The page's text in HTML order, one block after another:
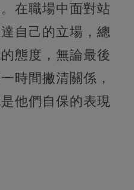
在職場中面對站
自己的立場，總
態度，無論最後
時間撇清關係，
他們自保的表現